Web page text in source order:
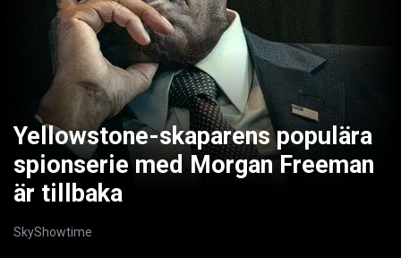
Yellowstone-skaparens populära
spionserie med Morgan Freeman
är tillbaka
SkyShowtime